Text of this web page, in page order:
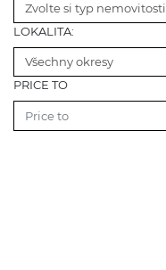
Zvolte si typ nemovitosti
LOKALITA:
Všechny okresy
PRICE TO